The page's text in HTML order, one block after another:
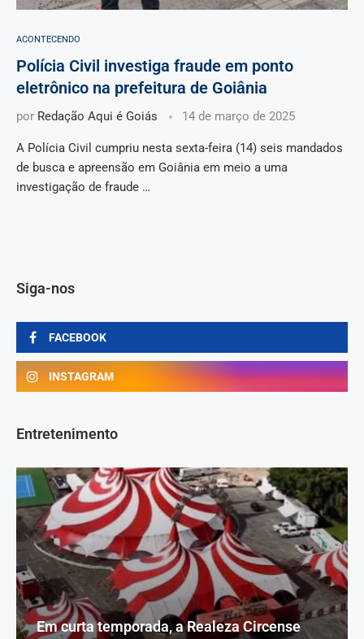
ACONTECENDO
Polícia Civil investiga fraude em ponto
eletrônico na prefeitura de Goiânia
por Redação Aqui é Goiás 14 de março de 2025
A Polícia Civil cumpriu nesta sexta-feira (14) seis mandados
de busca e apreensão em Goiânia em meio a uma
investigação de fraude …
Siga-nos
FACEBOOK
INSTAGRAM
Entretenimento
Em curta temporada, a Realeza Circense